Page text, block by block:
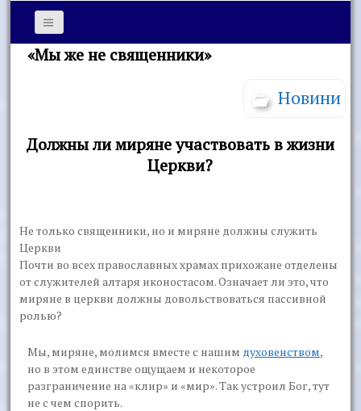
«Мы же не священники»
Новини
Должны ли миряне участвовать в жизни
Церкви?
Не только священники, но и миряне должны служить
Церкви
Почти во всех православных храмах прихожане отделены
от служителей алтаря иконостасом. Означает ли это, что
миряне в церкви должны довольствоваться пассивной
ролью?
Мы, миряне, молимся вместе с нашим духовенством,
но в этом единстве ощущаем и некоторое
разграничение на «клир» и «мир». Так устроил Бог, тут
не с чем спорить.